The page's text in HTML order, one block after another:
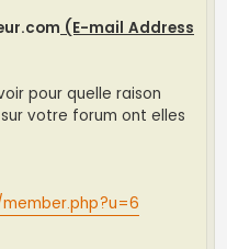
(E-mail Address
pour quelle raison
votre forum ont elles